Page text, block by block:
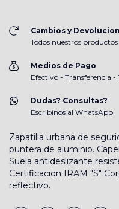
Cambios y
Todos nuestros
Medios de Pago
Efectivo - Transferencia
Dudas? Consultas?
Escribínos al WhatsApp
Zapatilla urbana de
puntera de aluminio.
Suela antideslizante
Certificacion IRAM "S"
reflectivo.